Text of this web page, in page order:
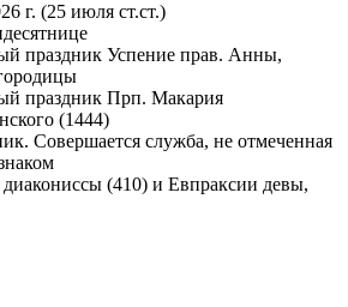
г. (25 июля ст.ст.)
Успение прав. Анны,
Прп. Макария
(1444)
(410) и Евпраксии девы,